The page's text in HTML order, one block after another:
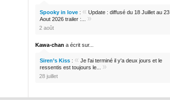
Spooky in love : « Update : diffusé du 18 Juillet au 23
Aout 2026 trailer :... »
2 août
Kawa-chan a écrit sur...
Siren’s Kiss : « Je l'ai terminé il y'a deux jours et le
ressentis est toujours le... »
28 juillet